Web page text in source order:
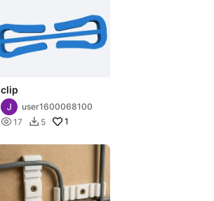
clip
user1600068100
 17  5 1